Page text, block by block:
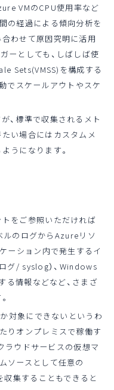
VMのCPU使用率など
の経過による傾向分析を
わせて原因究明に活用
ーとしても、しばしば使
Sets(VMSS)を構成する
でスケールアウトやスケ
、標準で収集されるメト
い場合にはカスタムメ
うになります。
をご参照いただければ
ルのログからAzureリソ
ーション内で発生するイ
グ/ syslog）、Windows
る情報などなど、さまざ
対象にできないというわ
りオンプレミスで稼働す
ラウドサービスの仮想マ
ソースとして任意の
収集することもできると